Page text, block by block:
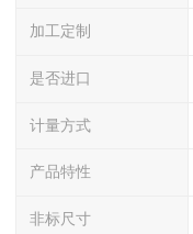
加工定制
是否进口
计量方式
产品特性
非标尺寸